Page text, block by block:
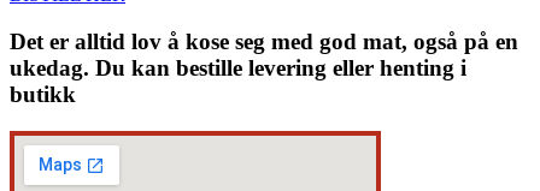
Det er alltid lov å kose seg med god mat, også på en
ukedag. Du kan bestille levering eller henting i
butikk